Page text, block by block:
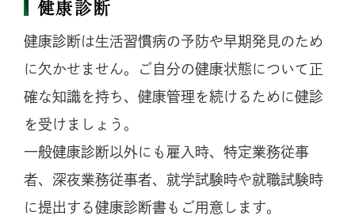
健康診断
健康診断は生活習慣病の予防や早期発見のため
に欠かせません。ご自分の健康状態について正
確な知識を持ち、健康管理を続けるために健診
を受けましょう。
一般健康診断以外にも雇入時、特定業務従事
者、深夜業務従事者、就学試験時や就職試験時
に提出する健康診断書もご用意します。